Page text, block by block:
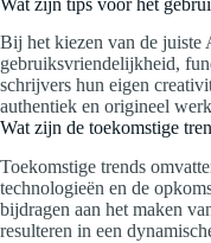
Bij het kiezen van de juiste
gebruiksvriendelijkheid,
schrijvers hun eigen
authentiek en origineel
Wat zijn de toekomstige
Toekomstige trends
technologieën en de
bijdragen aan het maken
resulteren in een